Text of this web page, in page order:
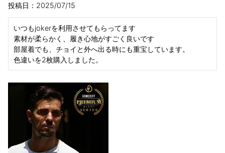
投稿日 2025/07/15
いつもjokerを利用させてもらってます
素材が柔らかく、履き心地がすごく良いです
部屋着でも、チョイと外へ出る時にも重宝しています。
色違いを2枚購入しました。